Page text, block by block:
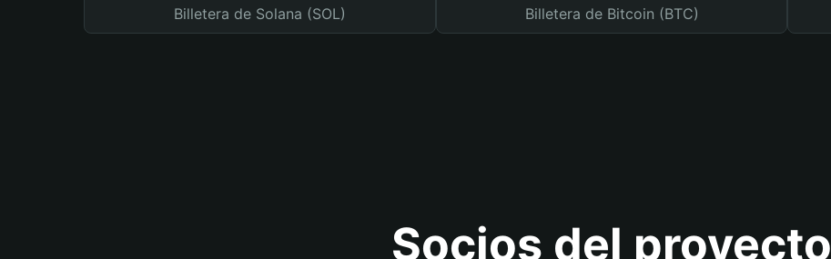
Billetera de Solana (SOL) Billetera de Bitcoin (BTC)
Socios del proyecto